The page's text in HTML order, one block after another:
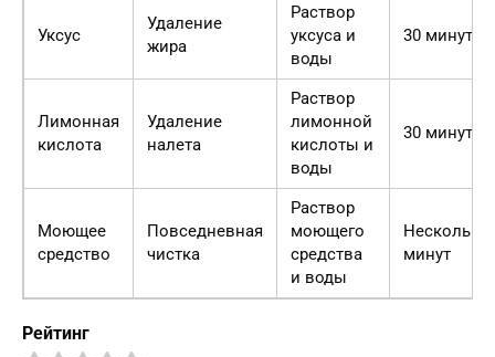
Уксус
Удаление
жира
Раствор
уксуса и
воды
30 минут
Лимонная
кислота
Удаление
налета
Раствор
лимонной
кислоты и
воды
30 минут
Моющее
средство
Повседневная
чистка
Раствор
моющего
средства
и воды
Несколько
минут
Рейтинг